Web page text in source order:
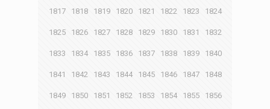
1817 1818 1819 1820 1821 1822 1823 1824
1825 1826 1827 1828 1829 1830 1831 1832
1833 1834 1835 1836 1837 1838 1839 1840
1841 1842 1843 1844 1845 1846 1847 1848
1849 1850 1851 1852 1853 1854 1855 1856